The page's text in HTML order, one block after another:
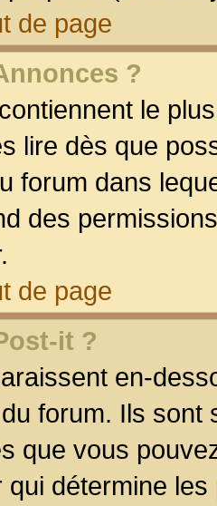
de page
?
le
lire dès que
forum dans
des
de page
it ?
en-
forum. Ils
que vous
qui détermine